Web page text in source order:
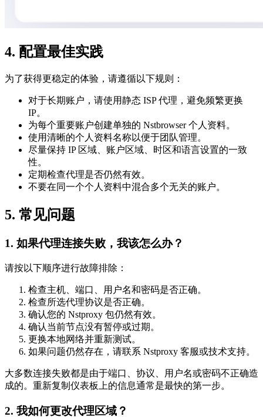
4. 配置最佳实践
为了获得更稳定的体验，请遵循以下规则：
对于长期账户，请使用静态 ISP 代理，避免频繁更换
IP。
为每个重要账户创建单独的 Nstbrowser 个人资料。
使用清晰的个人资料名称以便于团队管理。
尽量保持 IP 区域、账户区域、时区和语言设置的一致
性。
定期检查代理是否仍然有效。
不要在同一个个人资料中混合多个无关的账户。
5. 常见问题
1. 如果代理连接失败，我该怎么办？
请按以下顺序进行故障排除：
检查主机、端口、用户名和密码是否正确。
检查所选代理协议是否正确。
确认您的 Nstproxy 包仍然有效。
确认当前节点没有暂停或过期。
更换本地网络并重新测试。
如果问题仍然存在，请联系 Nstproxy 客服或技术支持。
大多数连接失败都是由于端口、协议、用户名或密码不正确造
成的。重新复制仪表板上的信息通常是最快的第一步。
2. 我如何更改代理区域？